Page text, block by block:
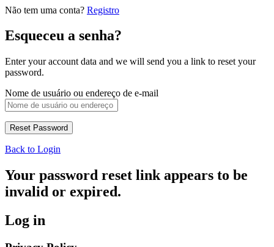
Não tem uma conta? Registro
Esqueceu a senha?
Enter your account data and we will send you a link to reset your
password.
Nome de usuário ou endereço de e-mail
Back to Login
Your password reset link appears to be
invalid or expired.
Log in